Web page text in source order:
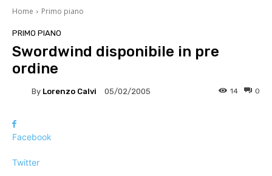
Home Primo piano
PRIMO PIANO
Swordwind disponibile in pre
ordine
By Lorenzo Calvi 05/02/2005 0
14
Facebook
Twitter